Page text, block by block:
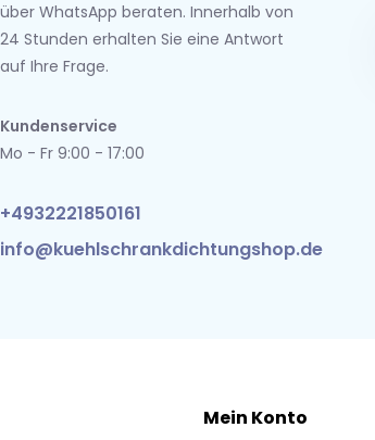
über WhatsApp beraten. Innerhalb von
24 Stunden erhalten Sie eine Antwort
auf Ihre Frage.
Kundenservice
Mo - Fr 9:00 - 17:00
+4932221850161
info@kuehlschrankdichtungshop.de
Mein Konto